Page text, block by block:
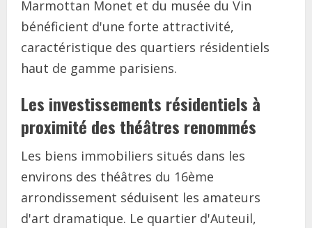
Marmottan Monet et du musée du Vin
bénéficient d'une forte attractivité,
caractéristique des quartiers résidentiels
haut de gamme parisiens.
Les investissements résidentiels à
proximité des théâtres renommés
Les biens immobiliers situés dans les
environs des théâtres du 16ème
arrondissement séduisent les amateurs
d'art dramatique. Le quartier d'Auteuil,